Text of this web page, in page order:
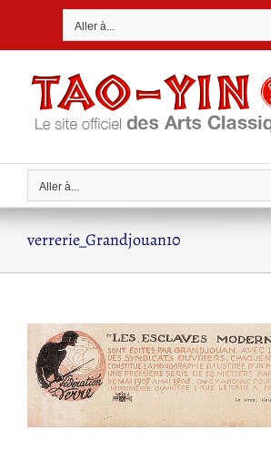
Aller à...
Aller à...
verrerie_Grandjouan10